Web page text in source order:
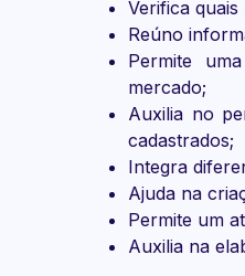
Verifica
Reúno
Permite
mercado;
Auxilia no
cadastrados;
Integra
Ajuda na
Permite um
Auxilia na